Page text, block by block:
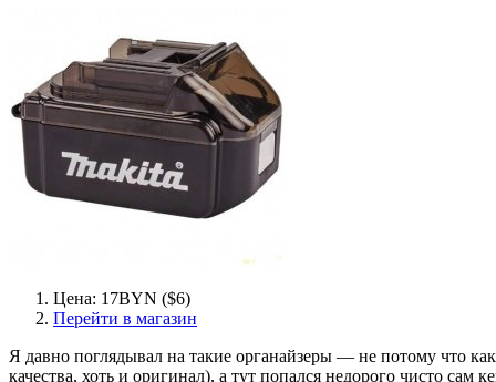
Цена: 17BYN ($6)
Перейти в магазин
Я давно поглядывал на такие органайзеры — не потому что
качества, хоть и оригинал), а тут попался недорого чисто сам